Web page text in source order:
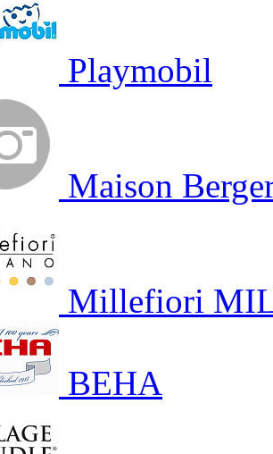
Playmobil
Maison
Millefiori
BEHA